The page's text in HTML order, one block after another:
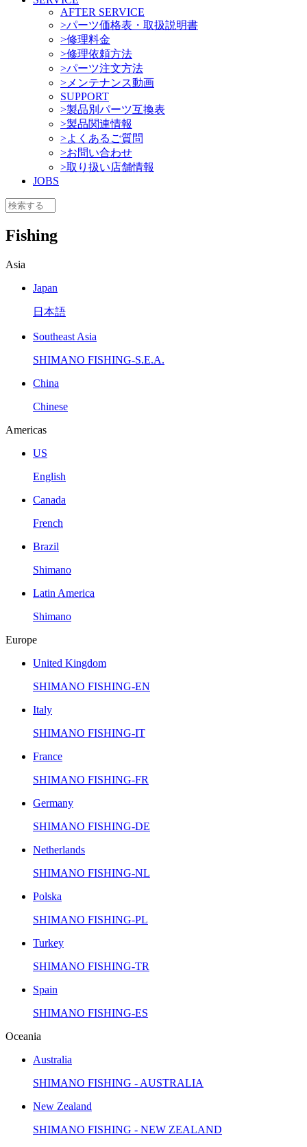
AFTER SERVICE
>パーツ価格表・取扱説明書
>修理料金
>修理依頼方法
>パーツ注文方法
>メンテナンス動画
SUPPORT
>製品別パーツ互換表
>製品関連情報
>よくあるご質問
>お問い合わせ
>取り扱い店舗情報
JOBS
Fishing
Asia
Japan
日本語
Southeast Asia
SHIMANO FISHING-S.E.A.
China
Chinese
Americas
US
English
Canada
French
Brazil
Shimano
Latin America
Shimano
Europe
United Kingdom
SHIMANO FISHING-EN
Italy
SHIMANO FISHING-IT
France
SHIMANO FISHING-FR
Germany
SHIMANO FISHING-DE
Netherlands
SHIMANO FISHING-NL
Polska
SHIMANO FISHING-PL
Turkey
SHIMANO FISHING-TR
Spain
SHIMANO FISHING-ES
Oceania
Australia
SHIMANO FISHING - AUSTRALIA
New Zealand
SHIMANO FISHING - NEW ZEALAND